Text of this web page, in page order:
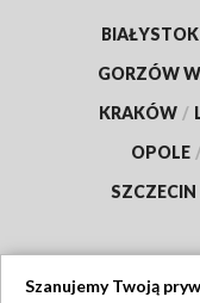
BIAŁYSTOK
GORZÓW
KRAKÓW /
OPOLE
SZCZECIN
Szanujemy Twoją